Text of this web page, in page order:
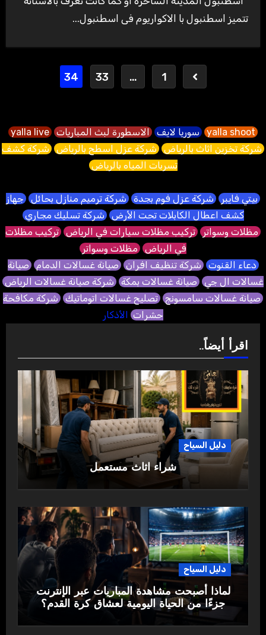
تتميز اسطنبول با الاكواريوم فى اسطنبول...
1
…
33
34
yalla shoot سوريا لايف الاسطورة لبث المباريات yalla live
شركة تخزين اثاث بالرياض شركة عزل اسطح بالرياض شركة كشف
تسربات المياه بالرياض
بيتي فايبر شركة عزل فوم بجدة شركة ترميم منازل بحائل جهاز
كشف اعطال الكابلات تحت الأرض شركة تسليك مجاري
مظلات وسواتر تركيب مظلات سيارات في الرياض تركيب مظلات
في الرياض مظلات وسواتر
دعاء القنوت شركة تنظيف افران صيانة غسالات الدمام صيانة
غسالات ال جي صيانة غسالات بمكة شركة صيانة غسالات الرياض
صيانة غسالات سامسونج تصليح غسالات اتوماتيك شركة مكافحة
حشرات الأذكار
اقرأ أيضاً..
دليل السياح
شراء اثاث مستعمل
دليل السياح
لماذا أصبحت مشاهدة المباريات عبر الإنترنت
جزءًا من الحياة اليومية لعشاق كرة القدم؟